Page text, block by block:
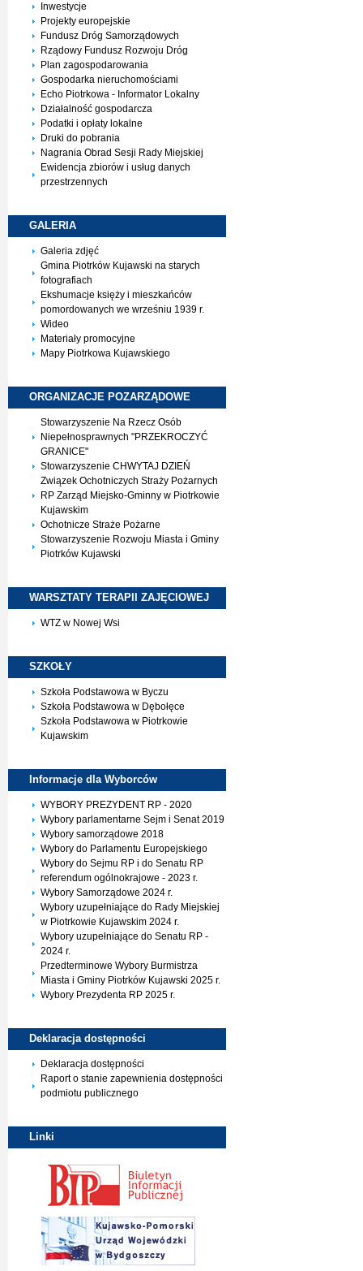
Inwestycje
Projekty europejskie
Fundusz Dróg Samorządowych
Rządowy Fundusz Rozwoju Dróg
Plan zagospodarowania
Gospodarka nieruchomościami
Echo Piotrkowa - Informator Lokalny
Działalność gospodarcza
Podatki i opłaty lokalne
Druki do pobrania
Nagrania Obrad Sesji Rady Miejskiej
Ewidencja zbiorów i usług danych
przestrzennych
GALERIA
Galeria zdjęć
Gmina Piotrków Kujawski na starych
fotografiach
Ekshumacje księży i mieszkańców
pomordowanych we wrześniu 1939 r.
Wideo
Materiały promocyjne
Mapy Piotrkowa Kujawskiego
ORGANIZACJE POZARZĄDOWE
Stowarzyszenie Na Rzecz Osób
Niepełnosprawnych "PRZEKROCZYĆ
GRANICE"
Stowarzyszenie CHWYTAJ DZIEŃ
Związek Ochotniczych Straży Pożarnych
RP Zarząd Miejsko-Gminny w Piotrkowie
Kujawskim
Ochotnicze Straże Pożarne
Stowarzyszenie Rozwoju Miasta i Gminy
Piotrków Kujawski
WARSZTATY TERAPII ZAJĘCIOWEJ
WTZ w Nowej Wsi
SZKOŁY
Szkoła Podstawowa w Byczu
Szkoła Podstawowa w Dębołęce
Szkoła Podstawowa w Piotrkowie
Kujawskim
Informacje dla Wyborców
WYBORY PREZYDENT RP - 2020
Wybory parlamentarne Sejm i Senat 2019
Wybory samorządowe 2018
Wybory do Parlamentu Europejskiego
Wybory do Sejmu RP i do Senatu RP
referendum ogólnokrajowe - 2023 r.
Wybory Samorządowe 2024 r.
Wybory uzupełniające do Rady Miejskiej
w Piotrkowie Kujawskim 2024 r.
Wybory uzupełniające do Senatu RP -
2024 r.
Przedterminowe Wybory Burmistrza
Miasta i Gminy Piotrków Kujawski 2025 r.
Wybory Prezydenta RP 2025 r.
Deklaracja dostępności
Deklaracja dostępności
Raport o stanie zapewnienia dostępności
podmiotu publicznego
Linki